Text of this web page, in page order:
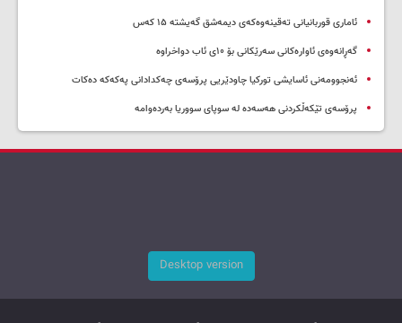
ئاماری قوربانیانی تەقینەوەکەی دیمەشق گەیشتە ۱۵ کەس
گەڕانەوەی ئاوارەکانی سەرێکانی بۆ ۱۰ی ئاب دواخراوە
ئەنجوومەنی ئاسایشی تورکیا چاودێریی پرۆسەی چەکدادانی پەکەکە دەکات
پرۆسەی تێکەڵکردنی هەسەدە لە سوپای سووریا بەردەوامە
Desktop version